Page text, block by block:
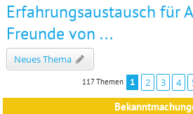
Erfahrungsaustausch für
Freunde von ...
Neues Thema
117 Themen 1 2 3 4